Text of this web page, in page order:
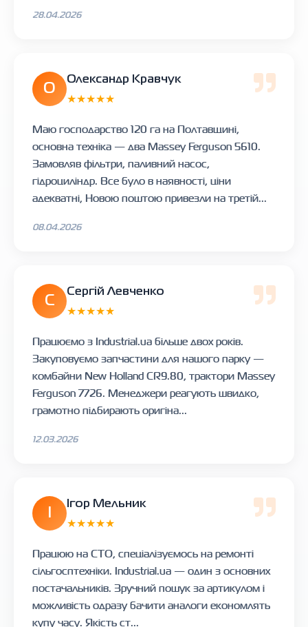
28.04.2026
О
Олександр Кравчук
★★★★★
Маю господарство 120 га на Полтавщині,
основна техніка — два Massey Ferguson 5610.
Замовляв фільтри, паливний насос,
гідроциліндр. Все було в наявності, ціни
адекватні, Новою поштою привезли на третій...
08.04.2026
С
Сергій Левченко
★★★★★
Працюємо з Industrial.ua більше двох років.
Закуповуємо запчастини для нашого парку —
комбайни New Holland CR9.80, трактори Massey
Ferguson 7726. Менеджери реагують швидко,
грамотно підбирають оригіна...
12.03.2026
Ігор Мельник
★★★★★
Працюю на СТО, спеціалізуємось на ремонті
сільгосптехніки. Industrial.ua — один з основних
постачальників. Зручний пошук за артикулом і
можливість одразу бачити аналоги економлять
купу часу. Якість ст...